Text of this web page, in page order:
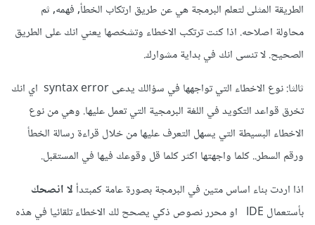
الطريقة المثلى لتعلم البرمجة هي عن طريق ارتكاب الخطأ, فهمه, ثم
محاولة اصلاحه. اذا كنت ترتكب الاخطاء وتشخصها يعني انك على الطريق
الصحيح. لا تنسى انك في بداية مشوارك.
ثالثا: نوع الاخطاء التي تواجهها في سؤالك يدعى syntax error اي انك
تخرق قواعد التكويد في اللغة البرمجية التي تعمل عليها. وهي من نوع
الاخطاء البسيطة التي يسهل التعرف عليها من خلال قراءة رسالة الخطأ
ورقم السطر.. كلما واجهتها اكثر كلما قل وقوعك فيها في المستقبل.
اذا اردت بناء اساس متين في البرمجة بصورة عامة كمبتدألا انصحك
بأستعمال IDE او محرر نصوص ذكي يصحح لك الاخطاء تلقائيا في هذه